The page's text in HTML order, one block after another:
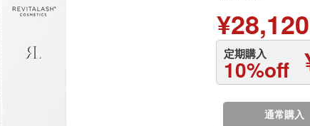
定期購入
10%off
通常購入